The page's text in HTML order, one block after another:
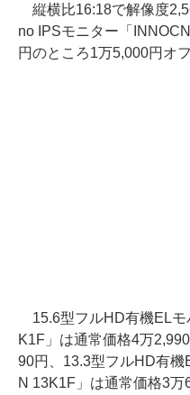
縦横比16:18で解像度
no IPSモニター「
円のところ1万5,000円オ
15.6型フルHD有機ELモ
K1F」は通常価格4万
90円、13.3型フルHD有
N 13K1F」は通常価格3